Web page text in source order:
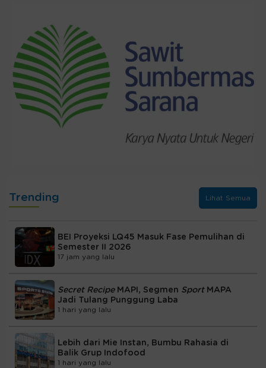
Trending Lihat Semua
BEI Proyeksi LQ45 Masuk Fase Pemulihan di
Semester II 2026
17 jam yang lalu
Secret RecipeMAPI, Segmen Sport MAPA
Jadi Tulang Punggung Laba
1 hari yang lalu
Lebih dari Mie Instan, Bumbu Rahasia di
Balik Grup Indofood
1 hari yang lalu